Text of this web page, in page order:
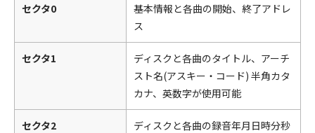
セクタ0
基本情報と各曲の開始、終了アドレ
ス
セクタ1
ディスクと各曲のタイトル、アーチ
スト名(アスキー・コード) 半角カタ
カナ、英数字が使用可能
セクタ2 ディスクと各曲の録音年月日時分秒